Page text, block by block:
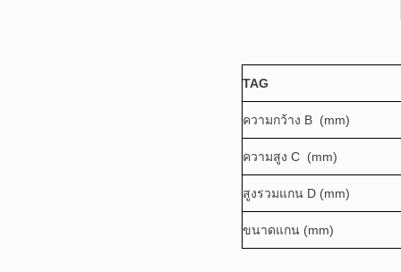
TAG
ความกว้าง B (mm)
ความสูง C (mm)
สูงรวมแกน D (mm)
ขนาดแกน (mm)